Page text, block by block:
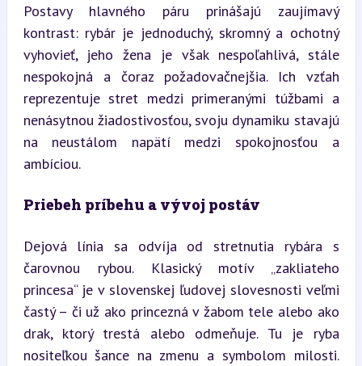
Postavy hlavného páru prinášajú zaujímavý
kontrast: rybár je jednoduchý, skromný a ochotný
vyhovieť, jeho žena je však nespoľahlivá, stále
nespokojná a čoraz požadovačnejšia. Ich vzťah
reprezentuje stret medzi primeranými túžbami a
nenásytnou žiadostivosťou, svoju dynamiku stavajú
na neustálom napätí medzi spokojnosťou a
ambíciou.
Priebeh príbehu a vývoj postáv
Dejová línia sa odvíja od stretnutia rybára s
čarovnou rybou. Klasický motív „zakliateho
princesa“ je v slovenskej ľudovej slovesnosti veľmi
častý – či už ako princezná v žabom tele alebo ako
drak, ktorý trestá alebo odmeňuje. Tu je ryba
nositeľkou šance na zmenu a symbolom milosti.